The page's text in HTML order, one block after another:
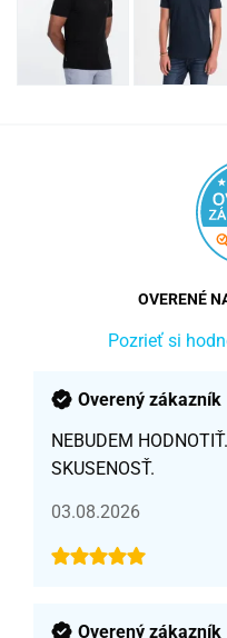
OVERENÉ
Pozrieť si
Overený zákazník
NEBUDEM
SKUSENOSŤ.
03.08.2026
Overený zákazník